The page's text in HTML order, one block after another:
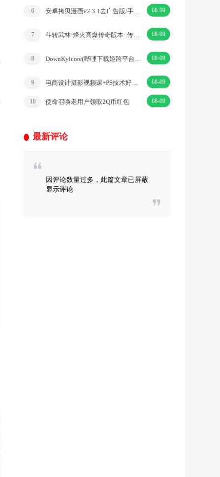
6 安卓拷贝漫画v2.3.1去广告版/手机看番神器 08-09
7 斗转武林·烽火高爆传奇版本·|传奇·RPG 08-09
8 DownKyicore(哔哩下载姬跨平台版)v1.0.16绿色版 08-09
9 电商设计摄影视频课+PS技术好图片等于大流量 08-09
10 使命召唤老用户领取2Q币红包 08-09
最新评论
因评论数量过多，此篇文章已屏蔽
显示评论